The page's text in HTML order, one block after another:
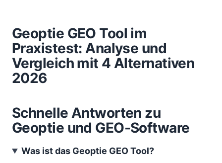
Geoptie GEO Tool im
Praxistest: Analyse und
Vergleich mit 4 Alternativen
2026
Schnelle Antworten zu
Geoptie und GEO-Software
Was ist das Geoptie GEO Tool?